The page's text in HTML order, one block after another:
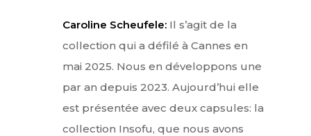
Caroline Scheufele:Il s’agit de la
collection qui a défilé à Cannes en
mai 2025. Nous en développons une
par an depuis 2023. Aujourd’hui elle
est présentée avec deux capsules: la
collection Insofu, que nous avons